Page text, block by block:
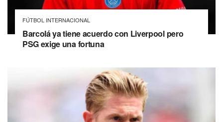
FÚTBOL INTERNACIONAL
Barcolá ya tiene acuerdo con Liverpool pero
PSG exige una fortuna